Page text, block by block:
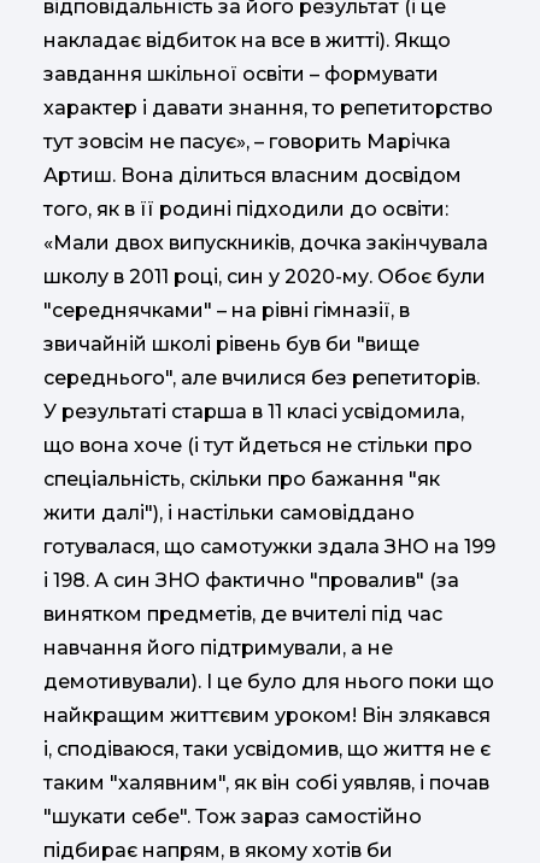
відповідальність за його результат (і це
накладає відбиток на все в житті). Якщо
завдання шкільної освіти – формувати
характер і давати знання, то репетиторство
тут зовсім не пасує», – говорить Марічка
Артиш. Вона ділиться власним досвідом
того, як в її родині підходили до освіти:
«Мали двох випускників, дочка закінчувала
школу в 2011 році, син у 2020-му. Обоє були
"середнячками" – на рівні гімназії, в
звичайній школі рівень був би "вище
середнього", але вчилися без репетиторів.
У результаті старша в 11 класі усвідомила,
що вона хоче (і тут йдеться не стільки про
спеціальність, скільки про бажання "як
жити далі"), і настільки самовіддано
готувалася, що самотужки здала ЗНО на 199
і 198. А син ЗНО фактично "провалив" (за
винятком предметів, де вчителі під час
навчання його підтримували, а не
демотивували). І це було для нього поки що
найкращим життєвим уроком! Він злякався
і, сподіваюся, таки усвідомив, що життя не є
таким "халявним", як він собі уявляв, і почав
"шукати себе". Тож зараз самостійно
підбирає напрям, в якому хотів би